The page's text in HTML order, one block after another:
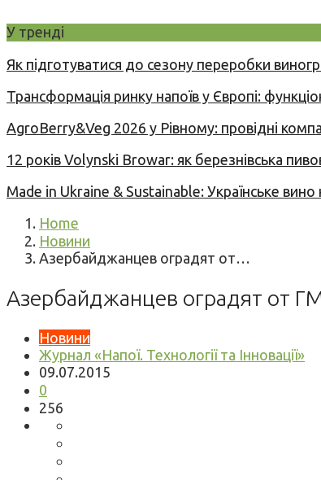
У тренді
Як підготуватися до сезону переробки
Трансформація ринку напоїв у Європі:
AgroBerry&Veg 2026 у Рівному: провідні
12 років Volynski Browar: як березнівська
Made in Ukraine & Sustainable: Українське
Home
Новини
Азербайджанцев оградят от…
Азербайджанцев оградят от
Новини
Журнал «Напої. Технології та Інновації»
09.07.2015
0
256